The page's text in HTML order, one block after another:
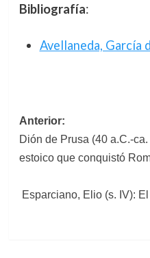
Bibliografía:
Avellaneda, García
Navegación
de
entradas
Anterior:
Dión de Prusa (40 a.C.-
estoico que conquistó
Esparciano, Elio (s. IV):